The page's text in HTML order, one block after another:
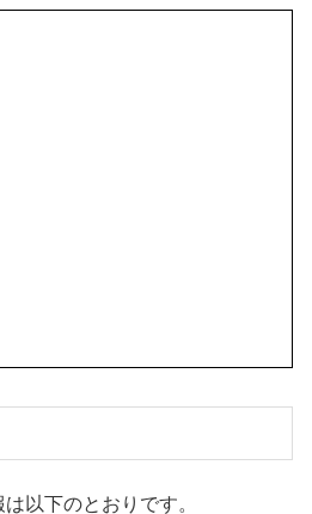
以下のとおりです。